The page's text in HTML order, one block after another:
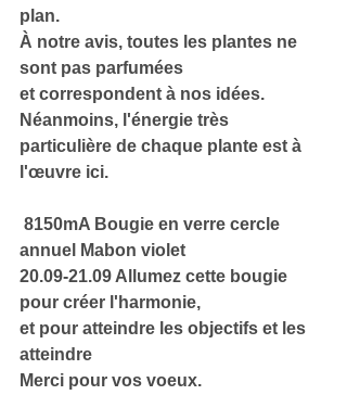
plan.
À notre avis, toutes les plantes ne
sont pas parfumées
et correspondent à nos idées.
Néanmoins, l'énergie très
particulière de chaque plante est à
l'œuvre ici.
annuel Mabon violet
20.09-21.09 Allumez cette bougie
pour créer l'harmonie,
et pour atteindre les objectifs et les
atteindre
Merci pour vos voeux.